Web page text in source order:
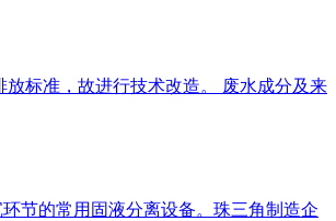
标准，故进行技术改造。 废水成分及来
节的常用固液分离设备。珠三角制造企